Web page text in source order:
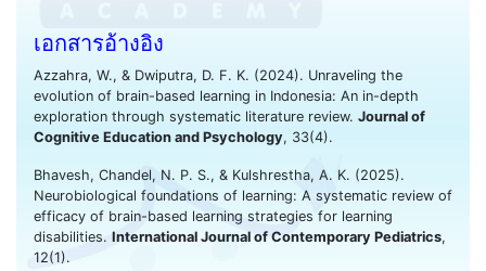
เอกสารอ้างอิง
Azzahra, W., & Dwiputra, D. F. K. (2024). Unraveling the
evolution of brain-based learning in Indonesia: An in-depth
exploration through systematic literature review. Journal of
Cognitive Education and Psychology, 33(4).
Bhavesh, Chandel, N. P. S., & Kulshrestha, A. K. (2025).
Neurobiological foundations of learning: A systematic review of
efficacy of brain-based learning strategies for learning
disabilities. International Journal of Contemporary Pediatrics,
12(1).